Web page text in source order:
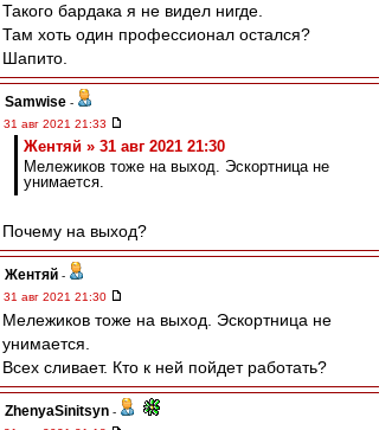
Такого бардака я не видел нигде.
Там хоть один профессионал остался?
Шапито.
Samwise -
31 авг 2021 21:33
Жентяй » 31 авг 2021 21:30
Мележиков тоже на выход. Эскортница не
унимается.
Почему на выход?
Жентяй -
31 авг 2021 21:30
Мележиков тоже на выход. Эскортница не
унимается.
Всех сливает. Кто к ней пойдет работать?
ZhenyaSinitsyn -